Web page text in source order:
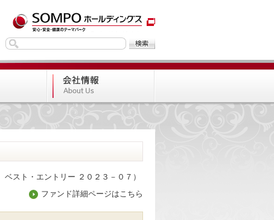
スト・エントリー ２０２３－０７）
ファンド詳細ページはこちら